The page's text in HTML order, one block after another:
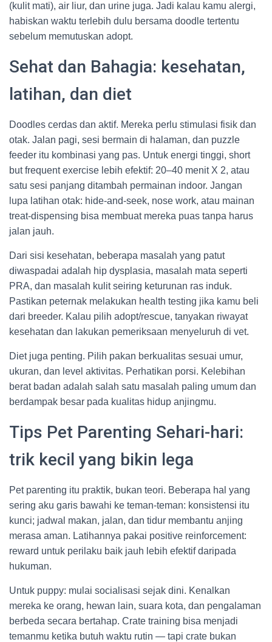
(kulit mati), air liur, dan urine juga. Jadi kalau kamu alergi,
habiskan waktu terlebih dulu bersama doodle tertentu
sebelum memutuskan adopt.
Sehat dan Bahagia: kesehatan,
latihan, dan diet
Doodles cerdas dan aktif. Mereka perlu stimulasi fisik dan
otak. Jalan pagi, sesi bermain di halaman, dan puzzle
feeder itu kombinasi yang pas. Untuk energi tinggi, short
but frequent exercise lebih efektif: 20–40 menit X 2, atau
satu sesi panjang ditambah permainan indoor. Jangan
lupa latihan otak: hide-and-seek, nose work, atau mainan
treat-dispensing bisa membuat mereka puas tanpa harus
jalan jauh.
Dari sisi kesehatan, beberapa masalah yang patut
diwaspadai adalah hip dysplasia, masalah mata seperti
PRA, dan masalah kulit seiring keturunan ras induk.
Pastikan peternak melakukan health testing jika kamu beli
dari breeder. Kalau pilih adopt/rescue, tanyakan riwayat
kesehatan dan lakukan pemeriksaan menyeluruh di vet.
Diet juga penting. Pilih pakan berkualitas sesuai umur,
ukuran, dan level aktivitas. Perhatikan porsi. Kelebihan
berat badan adalah salah satu masalah paling umum dan
berdampak besar pada kualitas hidup anjingmu.
Tips Pet Parenting Sehari-hari:
trik kecil yang bikin lega
Pet parenting itu praktik, bukan teori. Beberapa hal yang
sering aku garis bawahi ke teman-teman: konsistensi itu
kunci; jadwal makan, jalan, dan tidur membantu anjing
merasa aman. Latihannya pakai positive reinforcement:
reward untuk perilaku baik jauh lebih efektif daripada
hukuman.
Untuk puppy: mulai socialisasi sejak dini. Kenalkan
mereka ke orang, hewan lain, suara kota, dan pengalaman
berbeda secara bertahap. Crate training bisa menjadi
temanmu ketika butuh waktu rutin — tapi crate bukan